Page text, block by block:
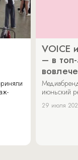
VOICE
– в
июньский
29 июля